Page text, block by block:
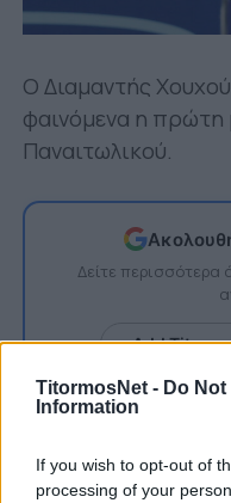
TitormosNet - Do
Information
If you wish to opt-out of
processing of your
Ο Διαμαντής
φαινόμενα η
Παναιτωλικού.
Δείτε
Add
σε προχωρημένες